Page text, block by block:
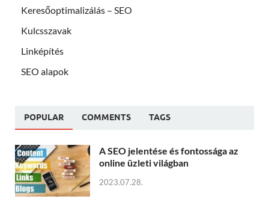
Keresőoptimalizálás – SEO
Kulcsszavak
Linképítés
SEO alapok
POPULAR COMMENTS TAGS
A SEO jelentése és fontossága az
online üzleti világban
2023.07.28.